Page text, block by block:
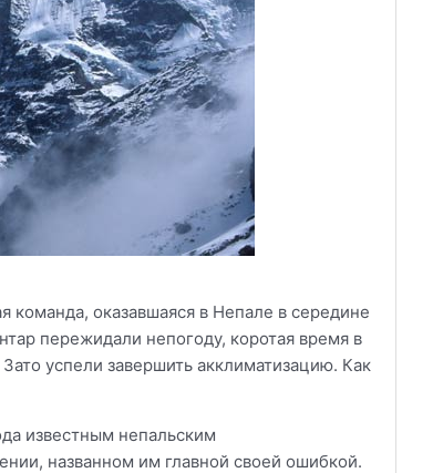
команда, оказавшаяся в Непале в середине
пережидали непогоду, коротая время в
успели завершить акклиматизацию. Как
известным непальским
названном им главной своей ошибкой.